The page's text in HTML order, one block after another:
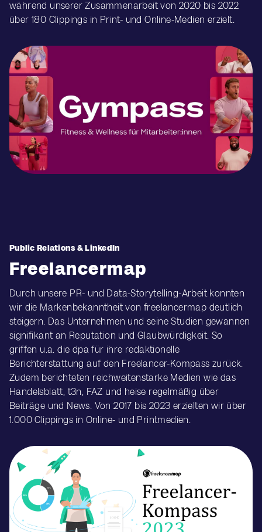
während unserer Zusammenarbeit von 2020 bis 2022
über 180 Clippings in Print- und Online-Medien erzielt.
Public Relations & LinkedIn
Freelancermap
Durch unsere PR- und Data-Storytelling-Arbeit konnten
wir die Markenbekanntheit von freelancermap deutlich
steigern. Das Unternehmen und seine Studien gewannen
signifikant an Reputation und Glaubwürdigkeit. So
griffen u.a. die dpa für ihre redaktionelle
Berichterstattung auf den Freelancer-Kompass zurück.
Zudem berichteten reichweitenstarke Medien wie das
Handelsblatt, t3n, FAZ und heise regelmäßig über
Beiträge und News. Von 2017 bis 2023 erzielten wir über
1.000 Clippings in Online- und Printmedien.